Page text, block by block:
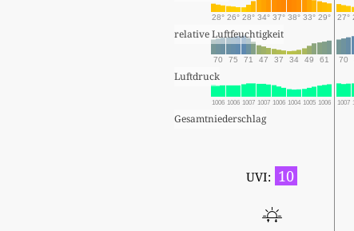
28° 26° 28° 34° 37° 38° 33° 29° 27°
relative Luftfeuchtigkeit
70 75 71 47 37 34 49 61 70
Luftdruck
1006 1006 1007 1007 1006 1004 1005 1006 1007
Gesamtniederschlag
UVI: 10